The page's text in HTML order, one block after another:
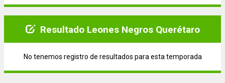
Resultado Leones Negros Querétaro
No tenemos registro de resultados para esta temporada